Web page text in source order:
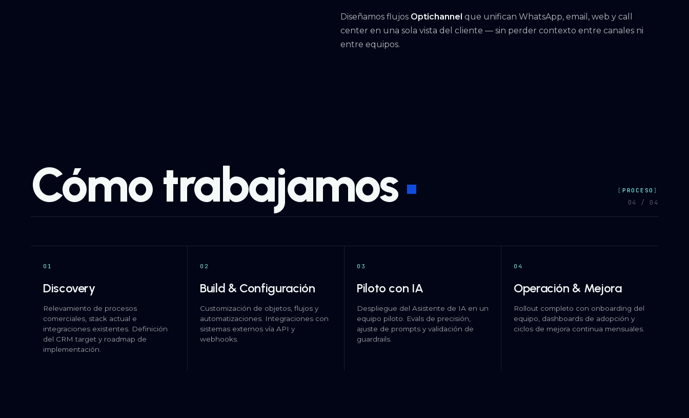
Diseñamos flujos Optichannel que unifican WhatsApp, email, web y call
center en una sola vista del cliente — sin perder contexto entre canales ni
entre equipos.
Cómo trabajamos PROCESO
04 / 04
01
Discovery
Relevamiento de procesos
comerciales, stack actual e
integraciones existentes. Definición
del CRM target y roadmap de
implementación.
02
Build & Configuración
Customización de objetos, flujos y
automatizaciones. Integraciones con
sistemas externos vía API y
webhooks.
03
Piloto con IA
Despliegue del Asistente de IA en un
equipo piloto. Evals de precisión,
ajuste de prompts y validación de
guardrails.
04
Operación & Mejora
Rollout completo con onboarding del
equipo, dashboards de adopción y
ciclos de mejora continua mensuales.